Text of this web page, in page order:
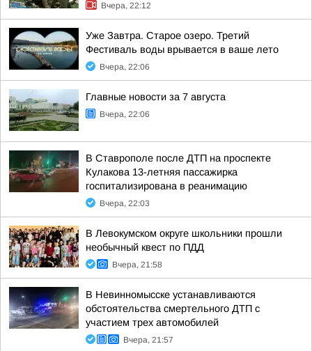
Вчера, 22:12
Уже Завтра. Старое озеро. Третий
Фестиваль воды врывается в ваше лето
Вчера, 22:06
Главные новости за 7 августа
Вчера, 22:06
В Ставрополе после ДТП на проспекте
Кулакова 13-летняя пассажирка
госпитализирована в реанимацию
Вчера, 22:03
В Левокумском округе школьники прошли
необычный квест по ПДД
Вчера, 21:58
В Невинномысске устанавливаются
обстоятельства смертельного ДТП с
участием трех автомобилей
Вчера, 21:57